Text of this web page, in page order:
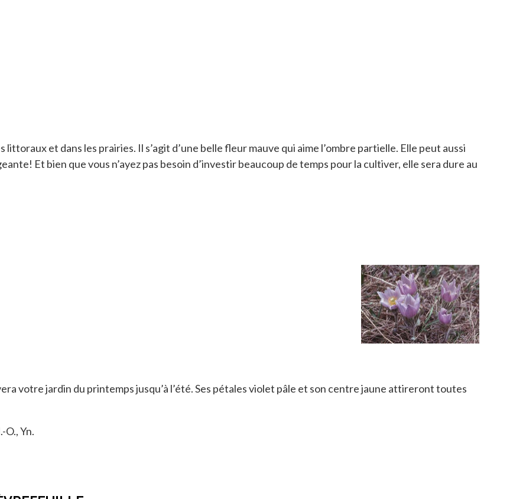
littoraux et dans les prairies. Il s’agit d’une belle fleur mauve qui aime l’ombre partielle. Elle peut aussi
Et bien que vous n’ayez pas besoin d’investir beaucoup de temps pour la cultiver, elle sera dure au
votre jardin du printemps jusqu’à l’été. Ses pétales violet pâle et son centre jaune attireront toutes
O., Yn.